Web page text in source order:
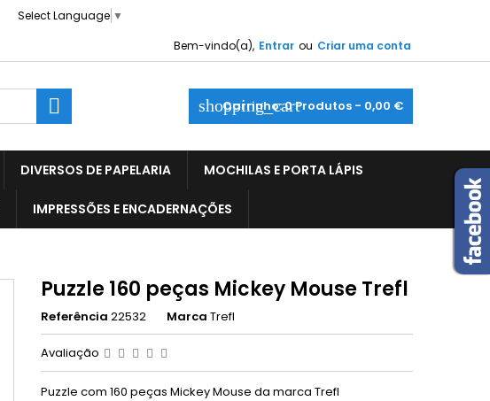
Select Language ▼
Bem-vindo(a), Entrar ou Criar uma conta
shopping_cart
Carrinho:0Produtos - 0,00 €

DIVERSOS DE PAPELARIA MOCHILAS E PORTA LÁPIS
IMPRESSÕES E ENCADERNAÇÕES
Puzzle 160 peças Mickey Mouse Trefl
Referência 22532 Marca Trefl
Avaliação
Puzzle com 160 peças Mickey Mouse da marca Trefl